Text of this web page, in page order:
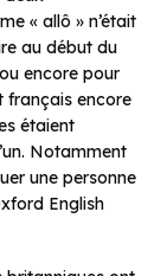
« allô » n’était
au début du
encore pour
français encore
étaient
Notamment
une personne
English